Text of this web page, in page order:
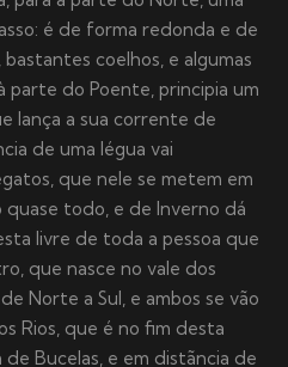
é de forma redonda e de
coelhos, e algumas
parte do Poente, principia um
lança a sua corrente de
de uma légua vai
que nele se metem em
quase todo, e de Inverno dá
livre de toda a pessoa que
que nasce no vale dos
Norte a Sul, e ambos se vão
Rios, que é no fim desta
Bucelas, e em distãncia de